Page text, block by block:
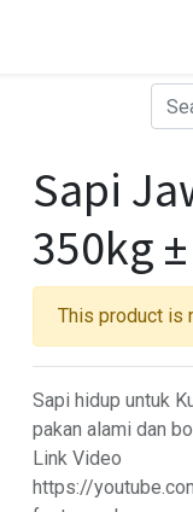
Sapi
350kg ±
This product is
Sapi hidup untuk
pakan alami dan
Link Video
https://